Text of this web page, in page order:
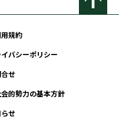
規約
バシーポリシー
せ
的勢力の基本方針
せ